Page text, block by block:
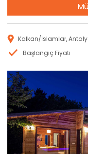
Kalkan/İslamlar,
Başlangıç Fiyatı